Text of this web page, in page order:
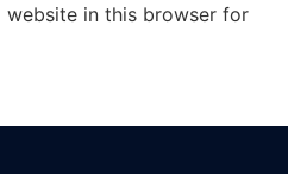
website in this browser for